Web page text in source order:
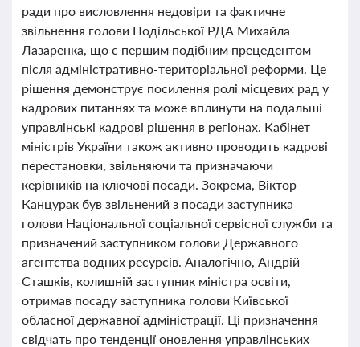
ради про висловлення недовіри та фактичне
звільнення голови Подільської РДА Михайла
Лазаренка, що є першим подібним прецедентом
після адміністративно-територіальної реформи. Це
рішення демонструє посилення ролі місцевих рад у
кадрових питаннях та може вплинути на подальші
управлінські кадрові рішення в регіонах. Кабінет
міністрів України також активно проводить кадрові
перестановки, звільняючи та призначаючи
керівників на ключові посади. Зокрема, Віктор
Канцурак був звільнений з посади заступника
голови Національної соціальної сервісної служби та
призначений заступником голови Державного
агентства водних ресурсів. Аналогічно, Андрій
Сташків, колишній заступник міністра освіти,
отримав посаду заступника голови Київської
обласної державної адміністрації. Ці призначення
свідчать про тенденції оновлення управлінських